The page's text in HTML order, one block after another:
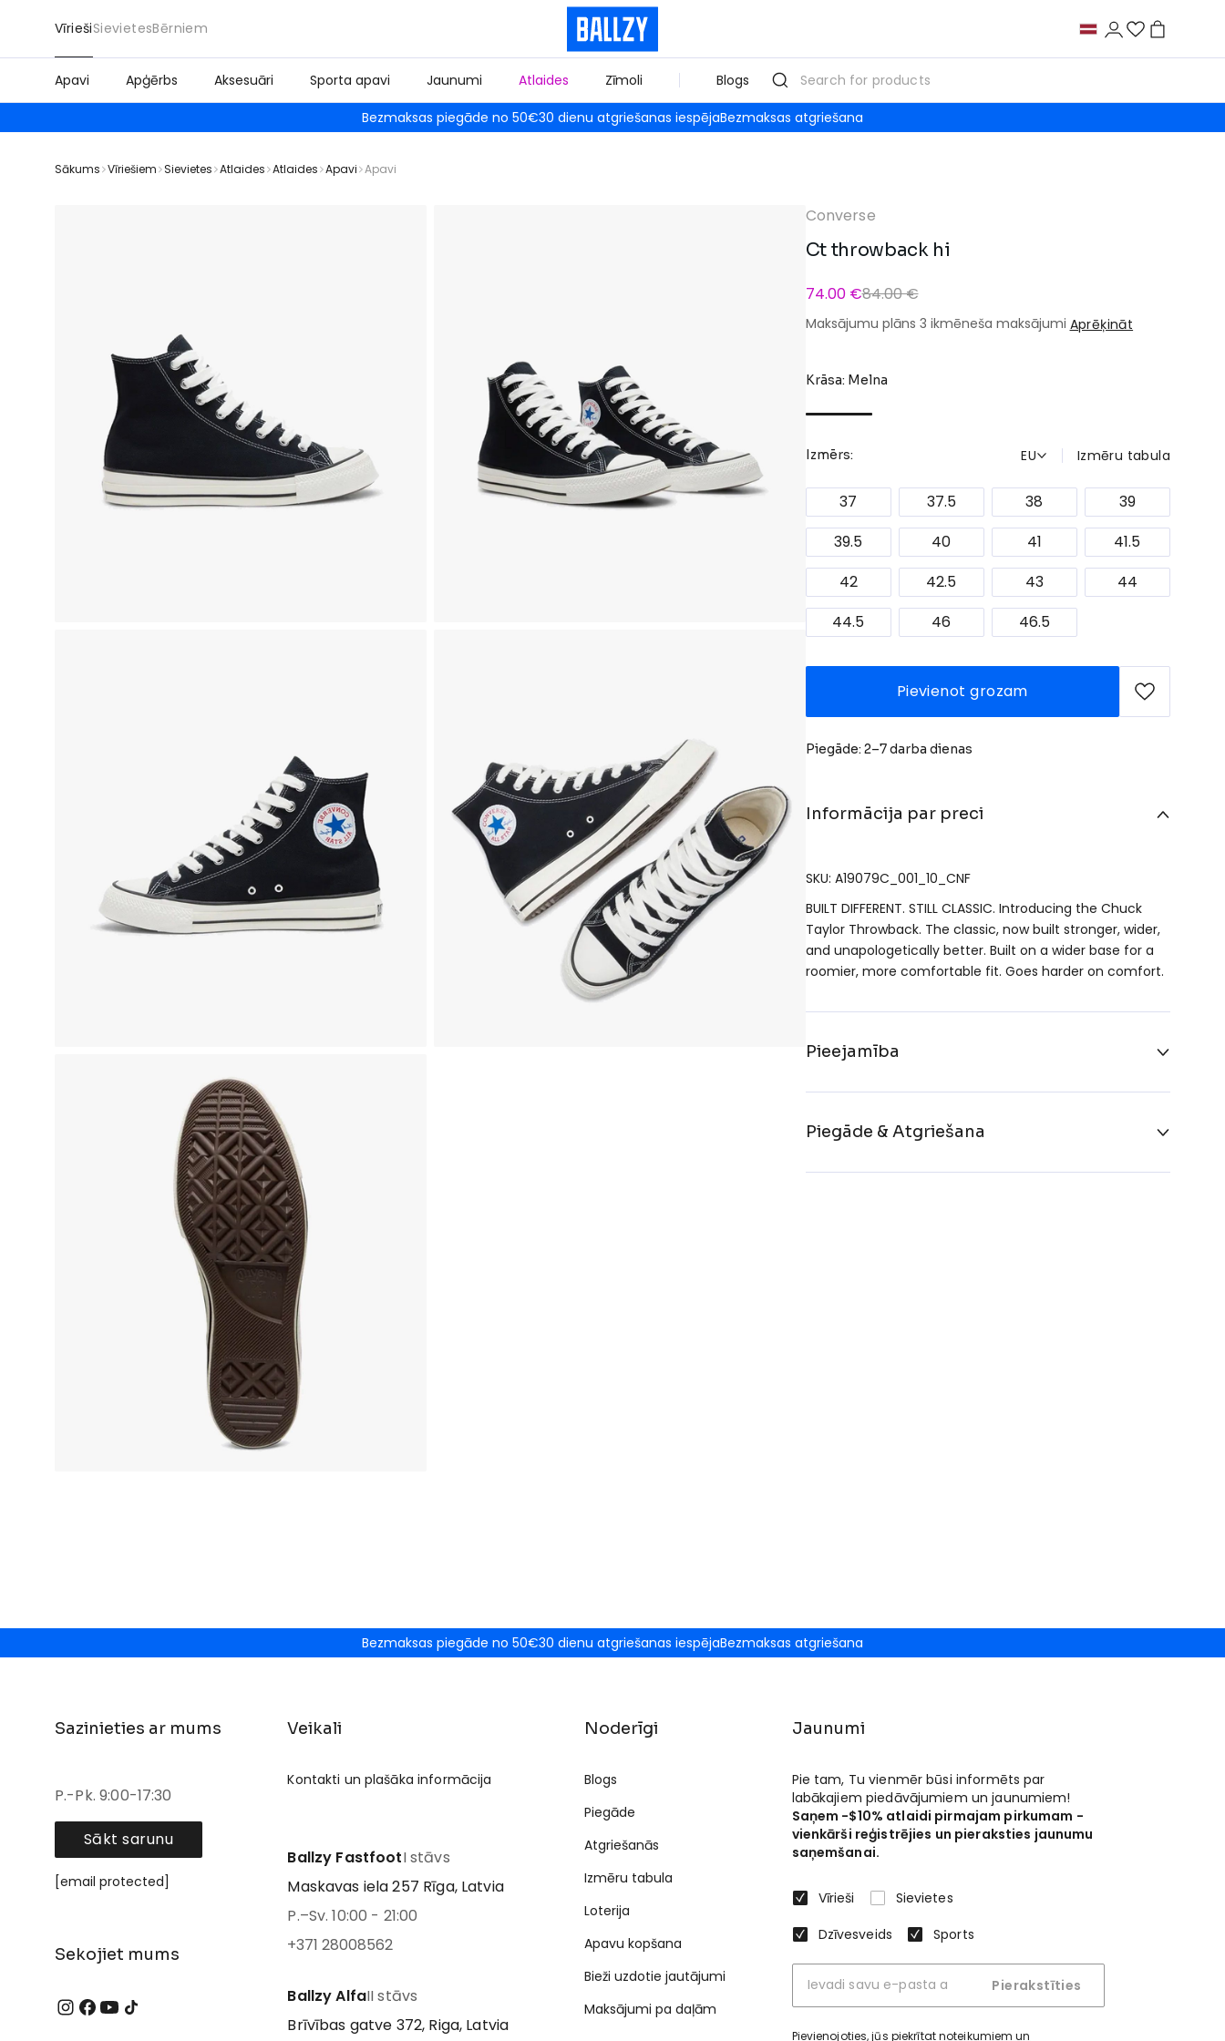
VīriešiSievietesBērniem
Apavi Apģērbs Aksesuāri Sporta apavi Jaunumi Atlaides Zīmoli Blogs
Bezmaksas piegāde no 50€30 dienu atgriešanas iespējaBezmaksas atgriešana
Sākums Vīriešiem Sievietes Atlaides Atlaides Apavi Apavi
Converse
Ct throwback hi
74.00 €84.00 €
Maksājumu plāns 3 ikmēneša maksājumi Aprēķināt
Krāsa: Melna
Izmērs: EU Izmēru tabula
37 37.5 38
39
39.5
40 41
41.5
42
42.5 43
44
44.5
46 46.5
Pievienot grozam
Piegāde: 2–7 darba dienas
Informācija par preci
SKU: A19079C_001_10_CNF
BUILT DIFFERENT. STILL CLASSIC. Introducing the Chuck
Taylor Throwback. The classic, now built stronger, wider,
and unapologetically better. Built on a wider base for a
roomier, more comfortable fit. Goes harder on comfort.
Pieejamība
Piegāde & Atgriešana
Bezmaksas piegāde no 50€30 dienu atgriešanas iespējaBezmaksas atgriešana
Sazinieties ar mums
P.-Pk. 9:00-17:30
Sākt sarunu
[email protected]
Sekojiet mums
Veikali
Kontakti un plašāka informācija
Ballzy FastfootI stāvs
Maskavas iela 257 Rīga, Latvia
P.–Sv. 10:00 - 21:00
+371 28008562
Ballzy AlfaII stāvs
Brīvības gatve 372, Riga, Latvia
Noderīgi
Blogs
Piegāde
Atgriešanās
Izmēru tabula
Loterija
Apavu kopšana
Bieži uzdotie jautājumi
Maksājumi pa daļām
Jaunumi
Pie tam, Tu vienmēr būsi informēts par
labākajiem piedāvājumiem un jaunumiem!
Saņem -$10% atlaidi pirmajam pirkumam -
vienkārši reģistrējies un pieraksties jaunumu
saņemšanai.
Vīrieši
Sievietes
Dzīvesveids
Sports
Pierakstīties
Pievienojoties, jūs piekrītatnoteikumiem un